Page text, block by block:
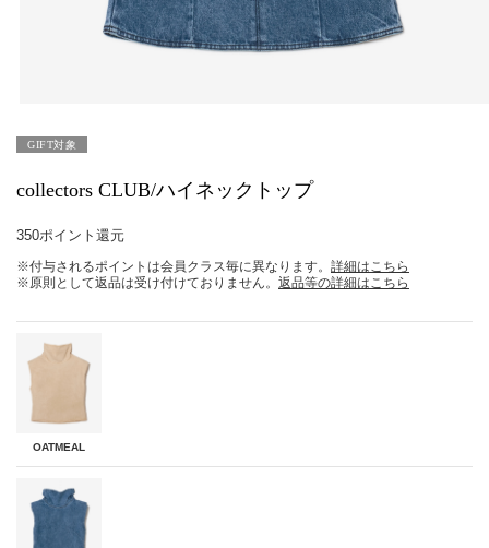
GIFT対象
collectors CLUB/ハイネックトップ
350ポイント還元
※付与されるポイントは会員クラス毎に異なります。 詳細はこちら
※原則として返品は受け付けておりません。 返品等の詳細はこちら
OATMEAL